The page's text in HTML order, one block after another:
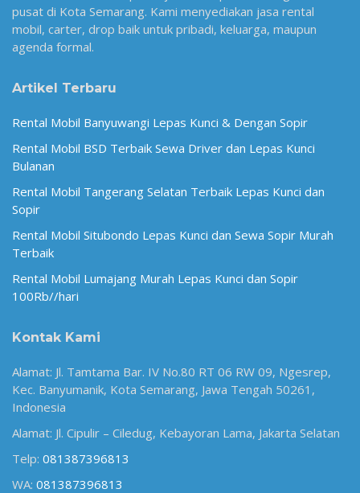
pusat di Kota Semarang. Kami menyediakan jasa rental
mobil, carter, drop baik untuk pribadi, keluarga, maupun
agenda formal.
Artikel Terbaru
Rental Mobil Banyuwangi Lepas Kunci & Dengan Sopir
Rental Mobil BSD Terbaik Sewa Driver dan Lepas Kunci
Bulanan
Rental Mobil Tangerang Selatan Terbaik Lepas Kunci dan
Sopir
Rental Mobil Situbondo Lepas Kunci dan Sewa Sopir Murah
Terbaik
Rental Mobil Lumajang Murah Lepas Kunci dan Sopir
100Rb//hari
Kontak Kami
Alamat: Jl. Tamtama Bar. IV No.80 RT 06 RW 09, Ngesrep,
Kec. Banyumanik, Kota Semarang, Jawa Tengah 50261,
Indonesia
Alamat: Jl. Cipulir – Ciledug, Kebayoran Lama, Jakarta Selatan
Telp: 081387396813
WA: 081387396813